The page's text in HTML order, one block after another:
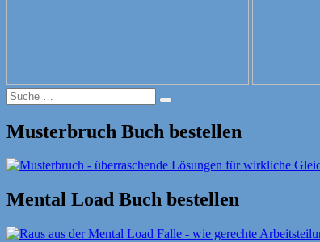
Suche
nach:
Suche
Musterbruch Buch bestellen
Mental Load Buch bestellen